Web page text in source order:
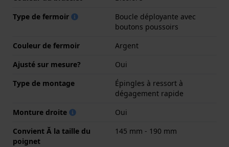
Type de fermoir
Boucle déployante avec
boutons poussoirs
Couleur de fermoir
Argent
Ajusté sur mesure?
Oui
Type de montage
Épingles à ressort à
dégagement rapide
Monture droite
Oui
Convient Ă la taille du
poignet
145 mm - 190 mm